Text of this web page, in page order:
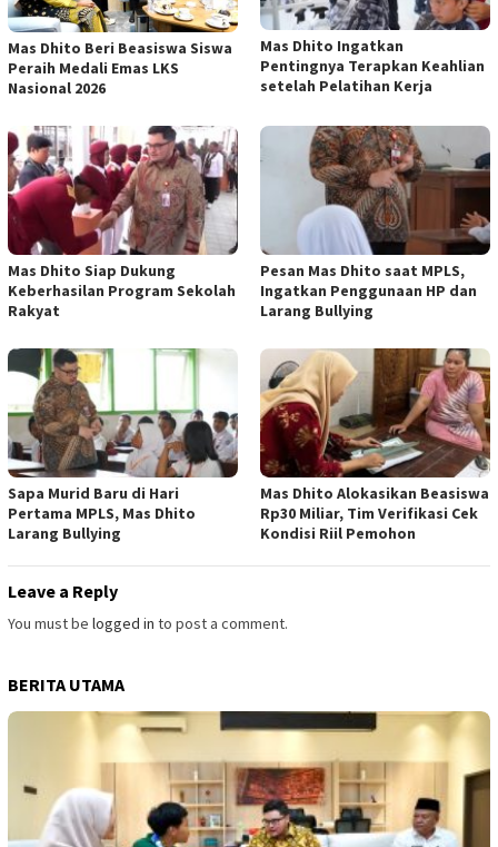
Mas Dhito Beri Beasiswa Siswa
Peraih Medali Emas LKS
Nasional 2026
Mas Dhito Ingatkan
Pentingnya Terapkan Keahlian
setelah Pelatihan Kerja
Mas Dhito Siap Dukung
Keberhasilan Program Sekolah
Rakyat
Pesan Mas Dhito saat MPLS,
Ingatkan Penggunaan HP dan
Larang Bullying
Sapa Murid Baru di Hari
Pertama MPLS, Mas Dhito
Larang Bullying
Mas Dhito Alokasikan Beasiswa
Rp30 Miliar, Tim Verifikasi Cek
Kondisi Riil Pemohon
Leave a Reply
You must be logged in to post a comment.
BERITA UTAMA